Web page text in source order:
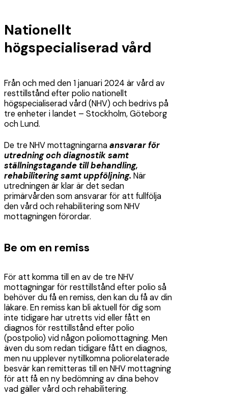
Nationellt
högspecialiserad vård
Från och med den 1 januari 2024 är vård av
resttillstånd efter polio nationellt
högspecialiserad vård (NHV) och bedrivs på
tre enheter i landet – Stockholm, Göteborg
och Lund.
De tre NHV mottagningarnaansvarar för
utredning och diagnostik samt
ställningstagande till behandling,
rehabilitering samt uppföljning. När
utredningen är klar är det sedan
primärvården som ansvarar för att fullfölja
den vård och rehabilitering som NHV
mottagningen förordar.
Be om en remiss
För att komma till en av de tre NHV
mottagningar för resttillstånd efter polio så
behöver du få en remiss, den kan du få av din
läkare. En remiss kan bli aktuell för dig som
inte tidigare har utretts vid eller fått en
diagnos för resttillstånd efter polio
(postpolio) vid någon poliomottagning. Men
även du som redan tidigare fått en diagnos,
men nu upplever nytillkomna poliorelaterade
besvär kan remitteras till en NHV mottagning
för att få en ny bedömning av dina behov
vad gäller vård och rehabilitering.